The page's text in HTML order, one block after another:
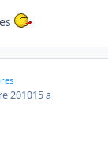
201015 a